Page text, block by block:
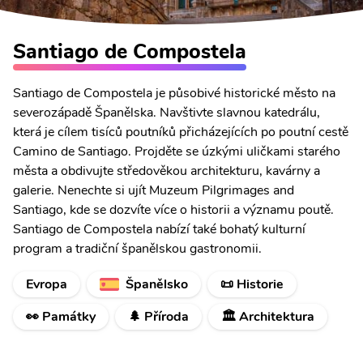
Santiago de Compostela
Santiago de Compostela je působivé historické město na
severozápadě Španělska. Navštivte slavnou katedrálu,
která je cílem tisíců poutníků přicházejících po poutní cestě
Camino de Santiago. Projděte se úzkými uličkami starého
města a obdivujte středověkou architekturu, kavárny a
galerie. Nenechte si ujít Muzeum Pilgrimages and
Santiago, kde se dozvíte více o historii a významu poutě.
Santiago de Compostela nabízí také bohatý kulturní
program a tradiční španělskou gastronomii.
Evropa
Španělsko
📜 Historie
👀 Památky
🌲 Příroda 🏛️ Architektura